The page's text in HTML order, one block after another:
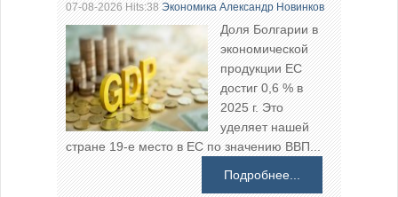
07-08-2026 Hits:38Экономика Александр Новинков
Доля Болгарии в
экономической
продукции ЕС
достиг 0,6 % в
2025 г. Это
уделяет нашей
стране 19-е место в ЕС по значению ВВП...
Подробнее...